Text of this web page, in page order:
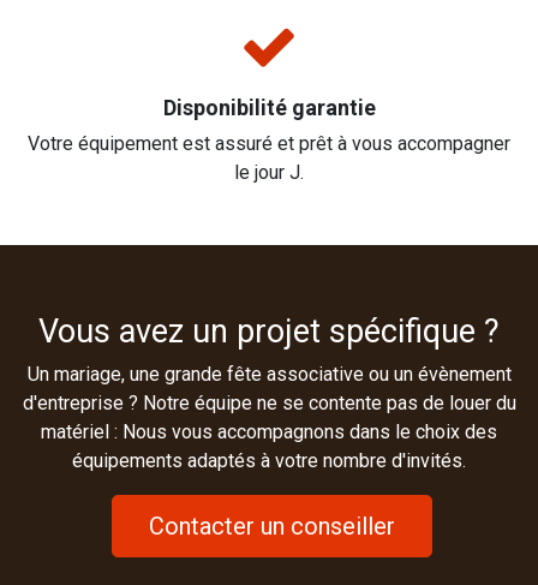
Disponibilité garantie
Votre équipement est assuré et prêt à vous accompagner
le jour J.
Vous avez un projet spécifique ?
Un mariage, une grande fête associative ou un évènement
d'entreprise ? Notre équipe ne se contente pas de louer du
matériel : Nous vous accompagnons dans le choix des
équipements adaptés à votre nombre d'invités.
Contacter un conseiller